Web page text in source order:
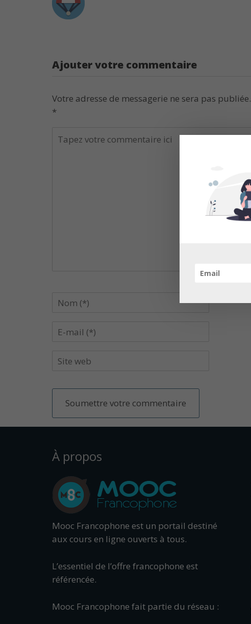
Ajouter votre commentaire
Votre adresse de messagerie ne sera pas publiée.
*
À propos
Mooc Francophone est un portail destiné
aux cours en ligne ouverts à tous.
L’essentiel de l’offre francophone est
référencée.
Mooc Francophone fait partie du réseau :